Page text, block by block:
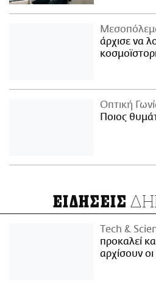
άρχισε να
Οπτική
Ποιος
ΕΙΔΗΣΕΙΣ
Τech &
προκαλεί
αρχίσουν